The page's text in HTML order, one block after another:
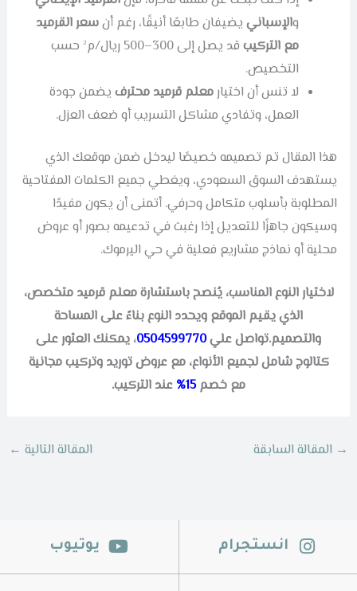
والإسبانييضيفان طابعًا أنيقًا، رغم أنسعر القرميد
مع التركيب
قد يصل إلى 300–500 ريال/م² حسب
التخصيص.
لا تنس أن اختيار معلم قرميد محترفيضمن جودة
العمل، وتفادي مشاكل التسريب أو ضعف العزل.
هذا المقال تم تصميمه خصيصًا ليدخل ضمن موقعك الذي
يستهدف السوق السعودي، ويغطي جميع الكلمات المفتاحية
المطلوبة بأسلوب متكامل وحرفي. أتمنى أن يكون مفيدًا
وسيكون جاهزًا للتعديل إذا رغبت في تدعيمه بصور أو عروض
محلية أو نماذج مشاريع فعلية في حي اليرموك.
لاختيار النوع المناسب، يُنصح باستشارة معلم قرميد متخصص،
الذي يقيم الموقع ويحدد النوع بناءً على المساحة
والتصميم.تواصل علي0504599770، يمكنك العثور على
كتالوج شامل لجميع الأنواع، مع عروض توريد وتركيب مجانية
مع خصم15% عند التركيب.
→ المقالة السابقة المقالة التالية ←
انستجرام يوتيوب